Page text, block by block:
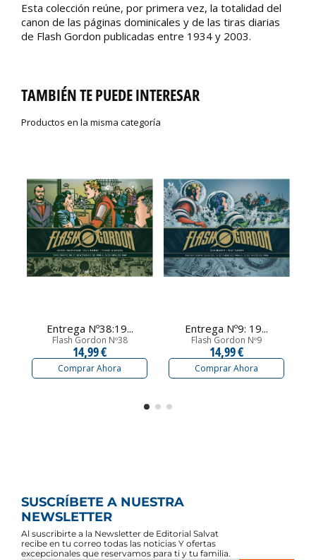
Esta colección reúne, por primera vez, la totalidad del
canon de las páginas dominicales y de las tiras diarias
de Flash Gordon publicadas entre 1934 y 2003.
TAMBIÉN TE PUEDE INTERESAR
Productos en la misma categoría
Entrega Nº38:19...
Flash Gordon Nº38
14,99 €
Comprar Ahora
Entrega Nº9: 19...
Flash Gordon Nº9
14,99 €
Comprar Ahora
SUSCRÍBETE A NUESTRA
NEWSLETTER
Al suscribirte a la Newsletter de Editorial Salvat
recibe en tu correo todas las noticias Y ofertas
excepcionales que reservamos para ti y tu familia.